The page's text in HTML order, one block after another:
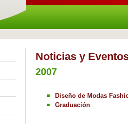
Noticias y
2007
Diseño de Modas
Graduación